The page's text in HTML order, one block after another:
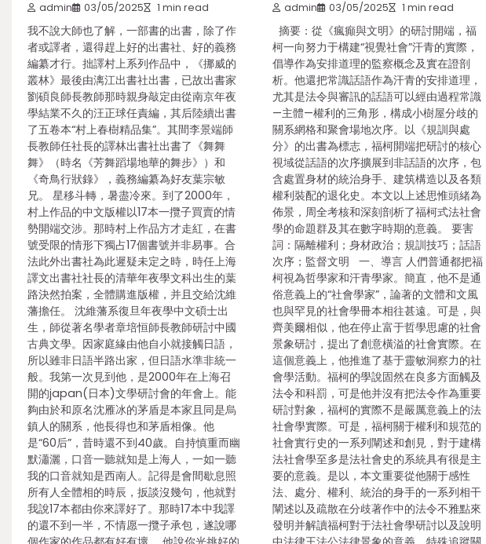
admin 03/05/2025 1 min read
我不說大師也了解，一部書的出書，除了作
者或譯者，還得趕上好的出書社、好的義務
編纂才行。拙譯村上系列作品中，《挪威的
叢林》最後由漓江出書社出書，已故出書家
劉碩良師長教師那時親身敲定由從南京年夜
學結業不久的汪正球任責編，其后陸續出書
了五卷本“村上春樹精品集”。其間李景端師
長教師任社長的譯林出書社出書了《舞舞
舞》（時名《芳舞蹈場地華的舞步》）和
《奇鳥行狀錄》，義務編纂為好友葉宗敏
兄。 星移斗轉，暑盡冷來。到了2000年，
村上作品的中文版權以17本一攬子買賣的情
勢開端交涉。那時村上作品方才走紅，在書
號受限的情形下獨占17個書號并非易事。合
法此外出書社為此遲疑未定之時，時任上海
譯文出書社社長的清華年夜學文科出生的葉
路決然拍案，全體購進版權，并且交給沈維
藩擔任。 沈維藩系復旦年夜學中文碩士出
生，師從著名學者章培恒師長教師研討中國
古典文學。因家庭緣由他自小就接觸日語，
所以雖非日語半路出家，但日語水準非統一
般。我第一次見到他，是2000年在上海召
開的japan(日本)文學研討會的年會上。能
夠由於和原名沈雁冰的茅盾是本家且同是烏
鎮人的關系，他長得也和茅盾相像。他
是“60后”，昔時還不到40歲。自持慎重而幽
默瀟灑，口音一聽就知是上海人，一如一聽
我的口音就知是西南人。記得是會間歇息照
所有人全體相的時辰，扳談沒幾句，他就對
我說17本都由你來譯好了。那時17本中我譯
的還不到一半，不情愿一攬子承包，遂說哪
admin 03/05/2025 1 min read
摘要：從《瘋癲與文明》的研討開端，福
柯一向努力于構建“視覺社會”汗青的實際，
倡導作為安排道理的監察概念及實在證剖
析。他還把常識話語作為汗青的安排道理，
尤其是法令與審訊的話語可以經由過程常識
—主體—權利的三角形，構成小樹屋分歧的
關系網格和聚會場地次序。以《規訓與處
分》的出書為標志，福柯開端把研討的核心
視域從話語的次序擴展到非話語的次序，包
含處置身材的統治身手、建筑構造以及各類
權利裝配的退化史。本文以上述思惟頭緒為
佈景，周全考核和深刻剖析了福柯式法社會
學的命題群及其在數字時期的意義。 要害
詞：隔離權利；身材政治；規訓技巧；話語
次序；監督文明 一、導言 人們普通都把福
柯視為哲學家和汗青學家。簡直，他不是通
俗意義上的“社會學家”，論著的文體和文風
也與罕見的社會學冊本相往甚遠。可是，與
齊美爾相似，他在停止富于哲學思慮的社會
景象研討，提出了創意橫溢的社會實際。在
這個意義上，他推進了基于靈敏洞察力的社
會學活動。福柯的學說固然在良多方面觸及
法令和科罰，可是他并沒有把法令作為重要
研討對象，福柯的實際不是嚴厲意義上的法
社會學實際。可是，福柯關于權利和規范的
社會實行史的一系列闡述和創見，對于建構
法社會學至多是法社會史的系統具有很是主
要的意義。是以，本文重要從他關于感性
法、處分、權利、統治的身手的一系列相干
闡述以及疏散在分歧著作中的法令不雅點來
發明并解讀福柯對于法社會學研討以及說明